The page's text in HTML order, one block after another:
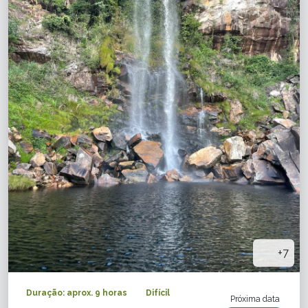
+7
Próxima data
Duração: aprox. 9 horas
Difícil